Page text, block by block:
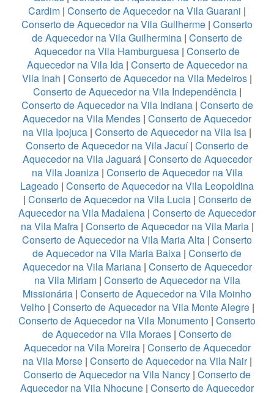
Cardim | Conserto de Aquecedor na Vila Guarani |
Conserto de Aquecedor na Vila Guilherme | Conserto
de Aquecedor na Vila Guilhermina | Conserto de
Aquecedor na Vila Hamburguesa | Conserto de
Aquecedor na Vila Ida| Conserto de Aquecedor na
Vila Inah | Conserto de Aquecedor na Vila Medeiros |
Conserto de Aquecedor na Vila Independência|
Conserto de Aquecedor na Vila Indiana| Conserto de
Aquecedor na Vila Mendes | Conserto de Aquecedor
na Vila Ipojuca | Conserto de Aquecedor na Vila Isa |
Conserto de Aquecedor na Vila Jacuí| Conserto de
Aquecedor na Vila Jaguará| Conserto de Aquecedor
na Vila Joaniza| Conserto de Aquecedor na Vila
Lageado | Conserto de Aquecedor na Vila Leopoldina
| Conserto de Aquecedor na Vila Lucia| Conserto de
Aquecedor na Vila Madalena | Conserto de Aquecedor
na Vila Mafra | Conserto de Aquecedor na Vila Maria|
Conserto de Aquecedor na Vila Maria Alta | Conserto
de Aquecedor na Vila Maria Baixa | Conserto de
Aquecedor na Vila Mariana| Conserto de Aquecedor
na Vila Miriam| Conserto de Aquecedor na Vila
Missionária | Conserto de Aquecedor na Vila Moinho
Velho| Conserto de Aquecedor na Vila Monte Alegre|
Conserto de Aquecedor na Vila Monumento | Conserto
de Aquecedor na Vila Moraes | Conserto de
Aquecedor na Vila Moreira| Conserto de Aquecedor
na Vila Morse| Conserto de Aquecedor na Vila Nair|
Conserto de Aquecedor na Vila Nancy | Conserto de
Aquecedor na Vila Nhocune | Conserto de Aquecedor